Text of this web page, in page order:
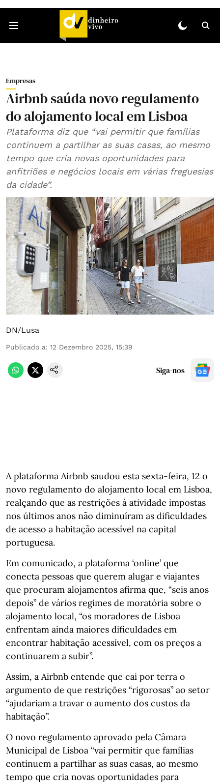
Empresas
Airbnb saúda novo regulamento
do alojamento local em Lisboa
Plataforma diz que “vai permitir que famílias
continuem a partilhar as suas casas, ao mesmo
tempo que cria novas oportunidades para
anfitriões e negócios locais em várias freguesias
da cidade”.
DN/Lusa
Publicado a: 12 Dezembro 2025, 15:39
Siga-nos
A plataforma Airbnb saudou esta sexta-feira, 12 o
novo regulamento do alojamento local em Lisboa,
realçando que as restrições à atividade impostas
nos últimos anos não diminuíram as dificuldades
de acesso a habitação acessível na capital
portuguesa.
Em comunicado, a plataforma ‘online’ que
conecta pessoas que querem alugar e viajantes
que procuram alojamentos afirma que, “seis anos
depois” de vários regimes de moratória sobre o
alojamento local, “os moradores de Lisboa
enfrentam ainda maiores dificuldades em
encontrar habitação acessível, com os preços a
continuarem a subir”.
Assim, a Airbnb entende que cai por terra o
argumento de que restrições “rigorosas” ao setor
“ajudariam a travar o aumento dos custos da
habitação”.
O novo regulamento aprovado pela Câmara
Municipal de Lisboa “vai permitir que famílias
continuem a partilhar as suas casas, ao mesmo
tempo que cria novas oportunidades para